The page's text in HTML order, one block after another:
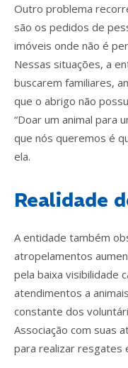
Outro problema
são os pedidos de
imóveis onde não é
Nessas situações, a
buscarem familiares,
que o abrigo não
“Doar um animal para
que nós queremos é
ela.
Realidade
A entidade também
atropelamentos
pela baixa visibilidade
atendimentos a
constante dos
Associação com suas
para realizar resgates